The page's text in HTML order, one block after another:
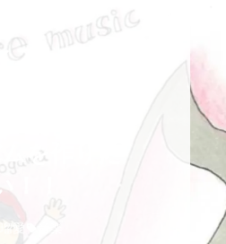
プロ
募集終了が近いプ
されます
ゲーム・
書籍・雑誌
ストとお客
ご縁を広げ
を作りた
！！
瑠愛